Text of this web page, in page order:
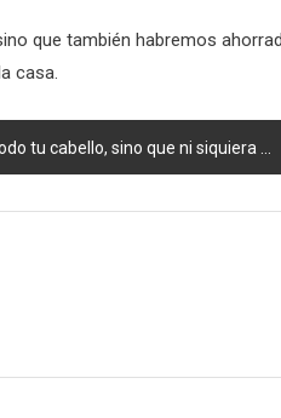
que también habremos
casa.
sino que ni siquiera se caerá: 3 ingredientes son suficientes